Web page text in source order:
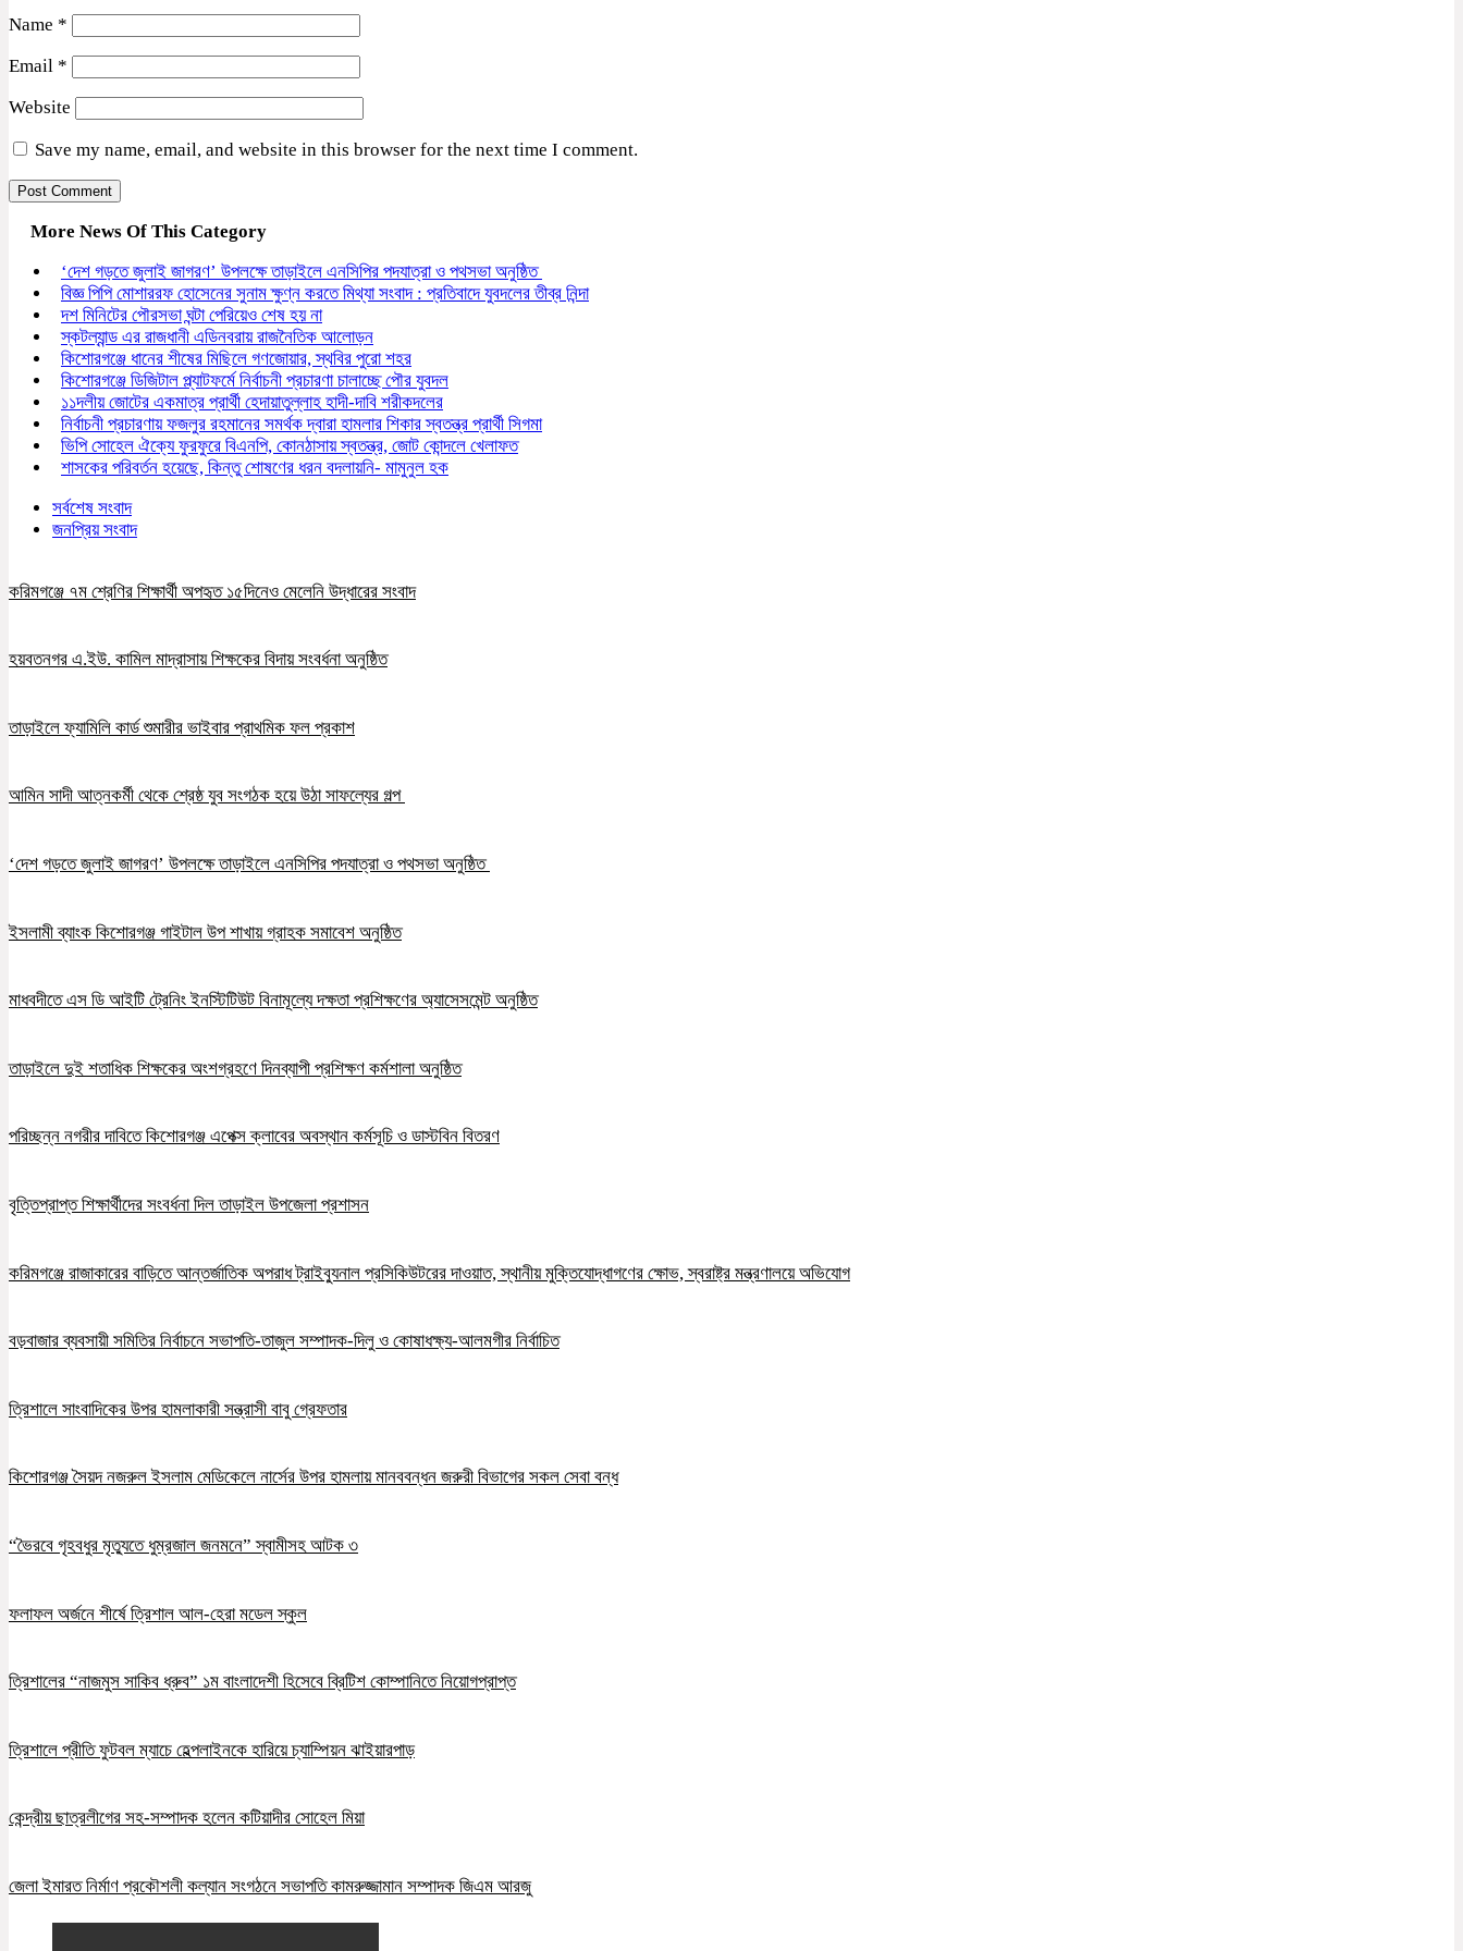
Name *
Email *
Website
Save my name, email, and website in this browser for the next time I comment.
More News Of This Category
‘দেশ গড়তে জুলাই জাগরণ’ উপলক্ষে তাড়াইলে এনসিপির পদযাত্রা ও পথসভা অনুষ্ঠিত
বিজ্ঞ পিপি মোশাররফ হোসেনের সুনাম ক্ষুণ্ন করতে মিথ্যা সংবাদ : প্রতিবাদে যুবদলের তীব্র নিন্দা
দশ মিনিটের পৌরসভা ঘন্টা পেরিয়েও শেষ হয় না
স্কটল্যান্ড এর রাজধানী এডিনবরায় রাজনৈতিক আলোড়ন
কিশোরগঞ্জে ধানের শীষের মিছিলে গণজোয়ার, স্থবির পুরো শহর
কিশোরগঞ্জে ডিজিটাল প্ল্যাটফর্মে নির্বাচনী প্রচারণা চালাচ্ছে পৌর যুবদল
১১দলীয় জোটের একমাত্র প্রার্থী হেদায়াতুল্লাহ হাদী-দাবি শরীকদলের
নির্বাচনী প্রচারণায় ফজলুর রহমানের সমর্থক দ্বারা হামলার শিকার স্বতন্ত্র প্রার্থী সিগমা
ভিপি সোহেল ঐক্যে ফুরফুরে বিএনপি, কোনঠাসায় স্বতন্ত্র, জোট কোন্দলে খেলাফত
শাসকের পরিবর্তন হয়েছে, কিন্তু শোষণের ধরন বদলায়নি- মামুনুল হক
সর্বশেষ সংবাদ
জনপ্রিয় সংবাদ
করিমগঞ্জে ৭ম শ্রেণির শিক্ষার্থী অপহৃত ১৫দিনেও মেলেনি উদ্ধারের সংবাদ
হয়বতনগর এ.ইউ. কামিল মাদ্রাসায় শিক্ষকের বিদায় সংবর্ধনা অনুষ্ঠিত
তাড়াইলে ফ্যামিলি কার্ড শুমারীর ভাইবার প্রাথমিক ফল প্রকাশ
আমিন সাদী আত্নকর্মী থেকে শ্রেষ্ঠ যুব সংগঠক হয়ে উঠা সাফল্যের গল্প
‘দেশ গড়তে জুলাই জাগরণ’ উপলক্ষে তাড়াইলে এনসিপির পদযাত্রা ও পথসভা অনুষ্ঠিত
ইসলামী ব্যাংক কিশোরগঞ্জ গাইটাল উপ শাখায় গ্রাহক সমাবেশ অনুষ্ঠিত
মাধবদীতে এস ডি আইটি ট্রেনিং ইনস্টিটিউট বিনামূল্যে দক্ষতা প্রশিক্ষণের অ্যাসেসমেন্ট অনুষ্ঠিত
তাড়াইলে দুই শতাধিক শিক্ষকের অংশগ্রহণে দিনব্যাপী প্রশিক্ষণ কর্মশালা অনুষ্ঠিত
পরিচ্ছন্ন নগরীর দাবিতে কিশোরগঞ্জ এপেক্স ক্লাবের অবস্থান কর্মসূচি ও ডাস্টবিন বিতরণ
বৃত্তিপ্রাপ্ত শিক্ষার্থীদের সংবর্ধনা দিল তাড়াইল উপজেলা প্রশাসন
করিমগঞ্জে রাজাকারের বাড়িতে আন্তর্জাতিক অপরাধ ট্রাইব্যুনাল প্রসিকিউটরের দাওয়াত, স্থানীয় মুক্তিযোদ্ধাগণের ক্ষোভ, স্বরাষ্ট্র মন্ত্রণালয়ে অভিযোগ
বড়বাজার ব্যবসায়ী সমিতির নির্বাচনে সভাপতি-তাজুল সম্পাদক-দিলু ও কোষাধক্ষ্য-আলমগীর নির্বাচিত
ত্রিশালে সাংবাদিকের উপর হামলাকারী সন্ত্রাসী বাবু গ্রেফতার
কিশোরগঞ্জ সৈয়দ নজরুল ইসলাম মেডিকেলে নার্সের উপর হামলায় মানববন্ধন জরুরী বিভাগের সকল সেবা বন্ধ
“ভৈরবে গৃহবধুর মৃত্যুতে ধুম্রজাল জনমনে” স্বামীসহ আটক ৩
ফলাফল অর্জনে শীর্ষে ত্রিশাল আল-হেরা মডেল স্কুল
ত্রিশালের “নাজমুস সাকিব ধ্রুব” ১ম বাংলাদেশী হিসেবে ব্রিটিশ কোম্পানিতে নিয়োগপ্রাপ্ত
ত্রিশালে প্রীতি ফুটবল ম্যাচে হেল্পলাইনকে হারিয়ে চ্যাম্পিয়ন ঝাইয়ারপাড়
কেন্দ্রীয় ছাত্রলীগের সহ-সম্পাদক হলেন কটিয়াদীর সোহেল মিয়া
জেলা ইমারত নির্মাণ প্রকৌশলী কল্যান সংগঠনে সভাপতি কামরুজ্জামান সম্পাদক জিএম আরজু